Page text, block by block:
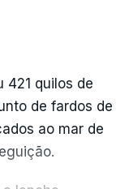
421 quilos de
de fardos de
ao mar de